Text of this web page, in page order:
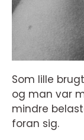
Som lille
og man var
mindre
foran sig.